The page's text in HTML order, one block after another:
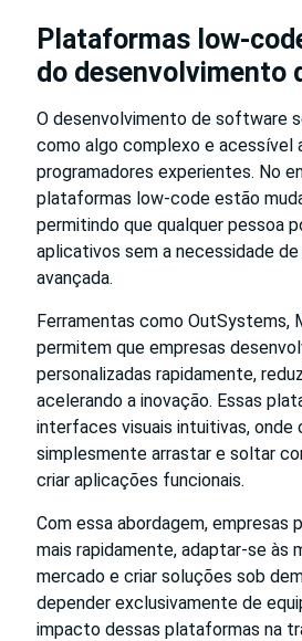
Plataformas low-
do desenvolvimento
O desenvolvimento de software
como algo complexo e acessível
programadores experientes. No
plataformas low-code estão
permitindo que qualquer pessoa
aplicativos sem a necessidade
avançada.
Ferramentas como OutSystems,
permitem que empresas
personalizadas rapidamente,
acelerando a inovação. Essas
interfaces visuais intuitivas, onde
simplesmente arrastar e soltar
criar aplicações funcionais.
Com essa abordagem, empresas
mais rapidamente, adaptar-se às
mercado e criar soluções sob
depender exclusivamente de
impacto dessas plataformas na